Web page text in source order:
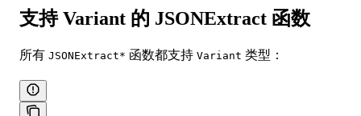
支持 Variant 的 JSONExtract 函数
所有 JSONExtract* 函数都支持 Variant 类型：